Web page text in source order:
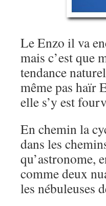
Le Enzo il va
mais c’est que
tendance
même pas haïr
elle s’y est
En chemin la
dans les
qu’astronome,
comme deux
les nébuleuses